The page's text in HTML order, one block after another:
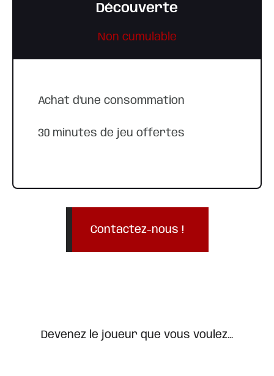
Découverte
Non cumulable
Achat d'une consommation
30 minutes de jeu offertes
Contactez-nous !
Devenez le joueur que vous voulez...